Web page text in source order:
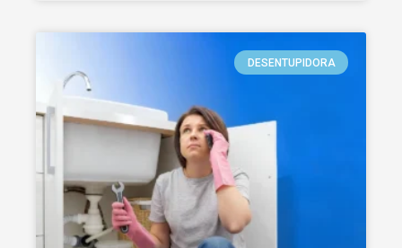
DESENTUPIDORA